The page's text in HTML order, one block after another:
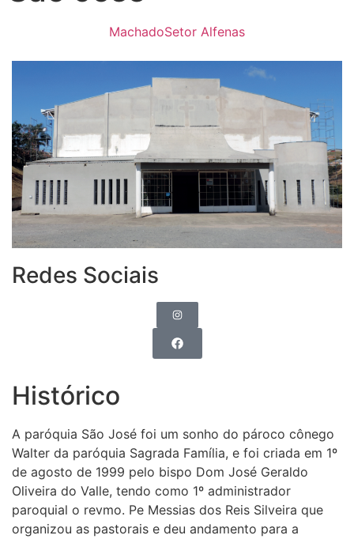
MachadoSetor Alfenas
Redes Sociais
Histórico
A paróquia São José foi um sonho do pároco cônego
Walter da paróquia Sagrada Família, e foi criada em 1º
de agosto de 1999 pelo bispo Dom José Geraldo
Oliveira do Valle, tendo como 1º administrador
paroquial o revmo. Pe Messias dos Reis Silveira que
organizou as pastorais e deu andamento para a